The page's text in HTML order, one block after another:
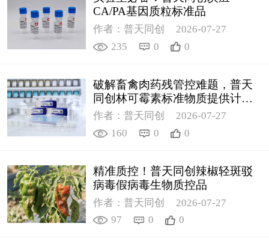
CA/PA基因质粒标准品
作者：普天同创
2026-07-27
235
0 0
破解畜禽肉药残管控难题，普天
同创林可霉素标准物质提供计量
支撑
作者：普天同创
2026-07-27
160
0 0
精准质控！普天同创辣椒轻斑驳
病毒假病毒生物质控品
作者：普天同创
2026-07-27
97
0 0